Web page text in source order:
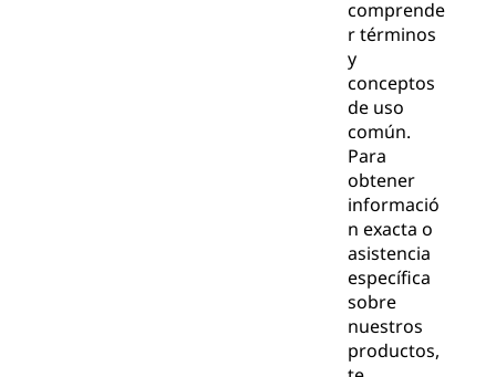
comprende
r términos
y
conceptos
de uso
común.
Para
obtener
informació
n exacta o
asistencia
específica
sobre
nuestros
productos,